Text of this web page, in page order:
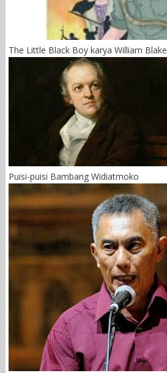
The Little Black Boy karya William Blake
Puisi-puisi Bambang Widiatmoko